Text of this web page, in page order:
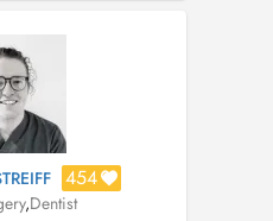
an ex...
454
,Dentist